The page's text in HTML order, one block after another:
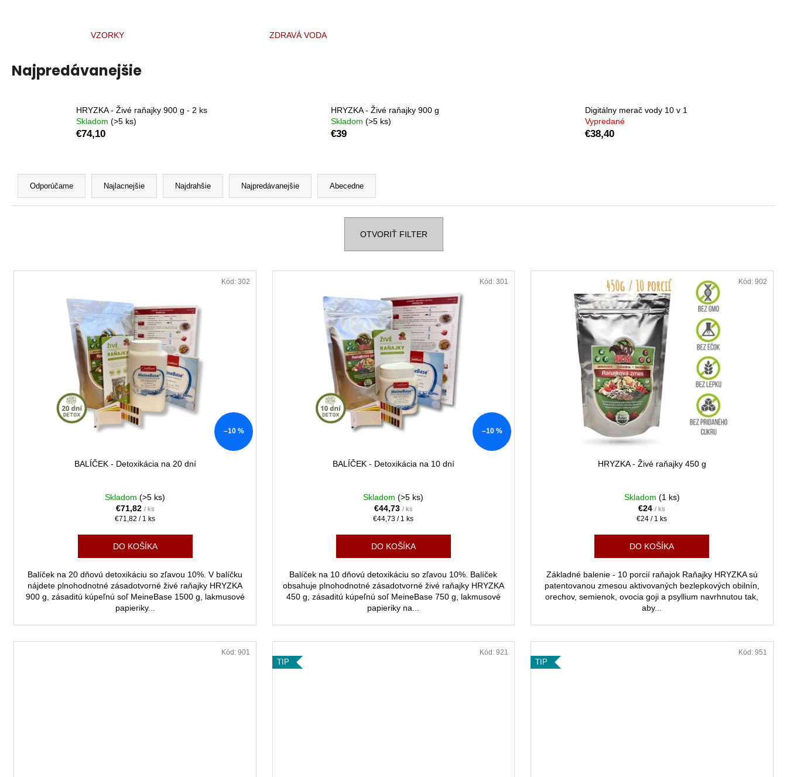
VZORKY ZDRAVÁ VODA
Najpredávanejšie
HRYZKA - Živé raňajky 900 g - 2 ks
Skladom (>5 ks)
€74,10
HRYZKA - Živé raňajky 900 g
Skladom (>5 ks)
€39
Digitálny merač vody 10 v 1
Vypredané
€38,40
R
d
Odporúčame Najlacnejšie Najdrahšie Najpredávanejšie Abecedne
OTVORIŤ FILTER
V
–10 %
BALÍČEK - Detoxikácia na 20 dní
Skladom(>5 ks)
€71,82 / ks
Jednotková
€71,82 / 1 ks
DO KOŠÍKA
Balíček na 20 dňovú detoxikáciu so zľavou 10%. V balíčku
nájdete plnohodnotné zásadotvorné živé raňajky HRYZKA
900 g, zásaditú kúpeľnú soľ MeineBase 1500 g, lakmusové
papieriky...
Kód: 302
–10 %
BALÍČEK - Detoxikácia na 10 dní
Skladom(>5 ks)
€44,73 / ks
Jednotková
€44,73 / 1 ks
DO KOŠÍKA
Balíček na 10 dňovú detoxikáciu so zľavou 10%. Balíček
obsahuje plnohodnotné zásadotvorné živé raňajky HRYZKA
450 g, zásaditú kúpeľnú soľ MeineBase 750 g, lakmusové
papieriky na...
Kód:301
HRYZKA - Živé raňajky 450 g
Skladom (1 ks)
€24/ ks
Jednotková
€24 / 1 ks
DO KOŠÍKA
Základné balenie - 10 porcií raňajok Raňajky HRYZKA sú
patentovanou zmesou aktivovaných bezlepkových obilnín,
orechov, semienok, ovocia goji a psyllium navrhnutou tak,
aby...
Kód: 902
Kód: 901
TIP
Kód:921
TIP
Kód: 951